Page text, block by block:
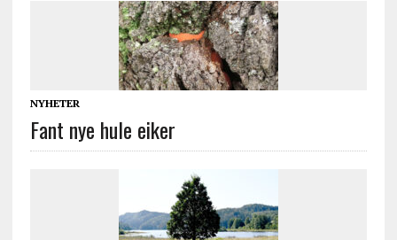
NYHETER
Fant nye hule eiker